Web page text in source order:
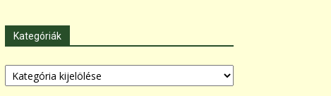
Kategóriák
Kategóriák